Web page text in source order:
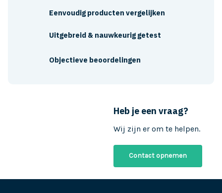
Heb je een vraag?
Wij zijn er om te helpen.
Contact opnemen
Eenvoudig producten vergelijken
Uitgebreid & nauwkeurig getest
Objectieve beoordelingen